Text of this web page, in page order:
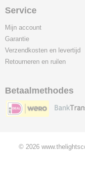
Service
Mijn account
Garantie
Verzendkosten en levertijd
Retourneren en ruilen
Betaalmethodes
© 2026